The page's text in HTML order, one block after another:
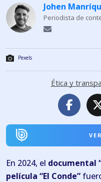
Johen
Periodista de
Pexels
Ética y
En 2024, el documental
película “El Conde”